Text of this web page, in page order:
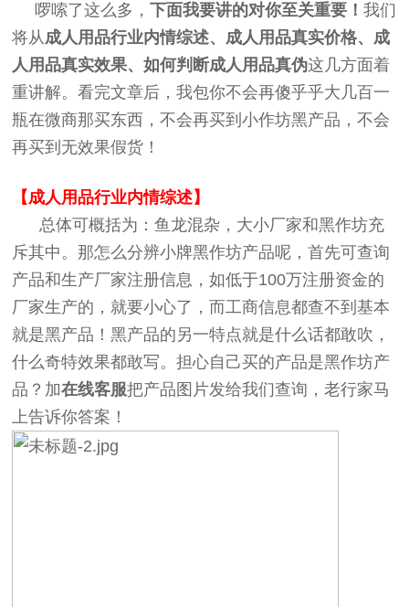
啰嗦了这么多，下面我要讲的对你至关重要！我们
将从成人用品行业内情综述、成人用品真实价格、 成
人用品真实效果、如何判断成人用品真伪这几方面着
重讲解。看完文章后，我包你不会再傻乎乎大几百一
瓶在微商那买东西，不会再买到小作坊黑产品，不会
再买到无效果假货！
【成人用品行业内情综述】
总体可概括为：鱼龙混杂，大小厂家和黑作坊充
斥其中。那怎么分辨小牌黑作坊产品呢，首先可查询
产品和生产厂家注册信息，如低于100万注册资金的
厂家生产的，就要小心了，而工商信息都查不到基本
就是黑产品！黑产品的另一特点就是什么话都敢吹，
什么奇特效果都敢写。担心自己买的产品是黑作坊产
品？加在线客服把产品图片发给我们查询，老行家马
上告诉你答案！